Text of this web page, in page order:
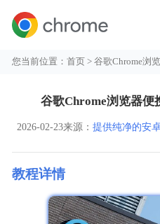
您当前位置：首页 > 谷歌Chrome浏
谷歌Chrome浏览器便
2026-02-23来源： 提供纯净的安
教程详情